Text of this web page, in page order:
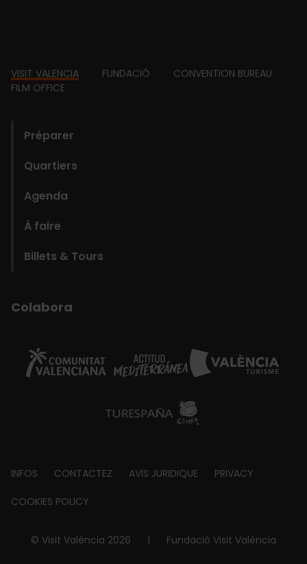
Footer
VISIT VALENCIA FUNDACIÓ
CONVENTION BUREAU
FILM OFFICE
Préparer
Quartiers
Agenda
À faire
Billets & Tours
Colabora
Footer
about
INFOS CONTACTEZ AVIS JURIDIQUE PRIVACY
COOKIES POLICY
© Visit València 2026 | Fundació Visit València